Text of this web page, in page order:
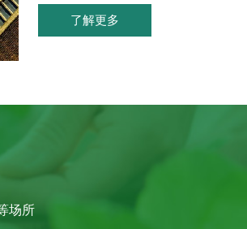
了解更多
场所